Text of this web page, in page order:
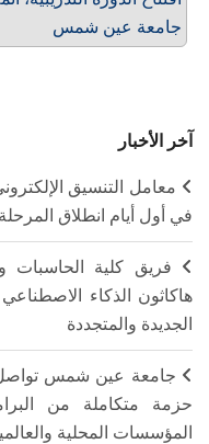
جامعة عين شمس
آخر الأخبار
في أول أيام انطلاق
فريق كلية الحاسبات
هاكاثون الذكاء
الجديدة والمتجددة
جامعة عين شمس تواصل
حزمة متكاملة من
المؤسسات المحلية